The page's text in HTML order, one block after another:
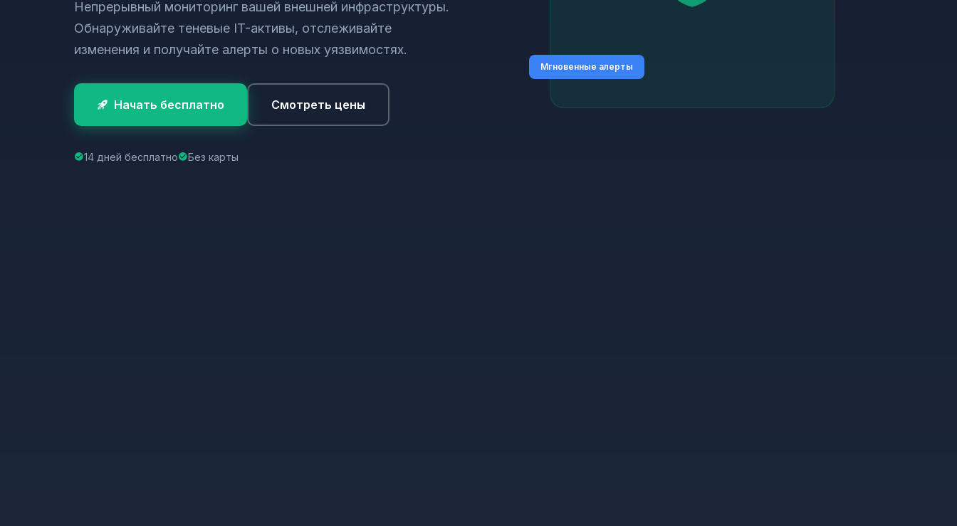
Непрерывный мониторинг вашей внешней инфраструктуры.
Обнаруживайте теневые IT-активы, отслеживайте
изменения и получайте алерты о новых уязвимостях.
Начать бесплатно Смотреть цены
14 дней бесплатно Без карты
Мгновенные алерты